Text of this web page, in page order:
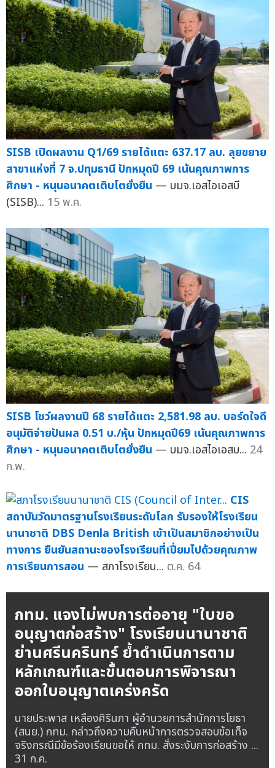
SISB เปิดผลงาน Q1/69 รายได้แตะ 637.17 ลบ. ลุยขยาย
สาขาแห่งที่ 7 จ.ปทุมธานี ปักหมุดปี 69 เน้นคุณภาพการ
ศึกษา - หนุนอนาคตเติบโตยั่งยืน — บมจ.เอสไอเอสบี
(SISB)... 15 พ.ค.
SISB โชว์ผลงานปี 68 รายได้แตะ 2,581.98 ลบ. บอร์ดใจดี
อนุมัติจ่ายปันผล 0.51 บ./หุ้น ปักหมุดปี69 เน้นคุณภาพการ
ศึกษา - หนุนอนาคตเติบโตยั่งยืน — บมจ.เอสไอเอสบ... 24
ก.พ.
CIS
สถาบันวัดมาตรฐานโรงเรียนระดับโลก รับรองให้โรงเรียน
นานาชาติ DBS Denla British เข้าเป็นสมาชิกอย่างเป็น
ทางการ ยืนยันสถานะของโรงเรียนที่เปี่ยมไปด้วยคุณภาพ
การเรียนการสอน — สภาโรงเรียน... ต.ค. 64
กทม. แจงไม่พบการต่ออายุ "ใบขอ
อนุญาตก่อสร้าง" โรงเรียนนานาชาติ
ย่านศรีนครินทร์ ย้ำดำเนินการตาม
หลักเกณฑ์และขั้นตอนการพิจารณา
ออกใบอนุญาตเคร่งครัด
นายประพาส เหลืองศิรินภา ผู้อำนวยการสำนักการโยธา
(สนย.) กทม. กล่าวถึงความคืบหน้าการตรวจสอบข้อเท็จ
จริงกรณีมีข้อร้องเรียนขอให้ กทม. สั่งระงับการก่อสร้าง ...
31 ก.ค.